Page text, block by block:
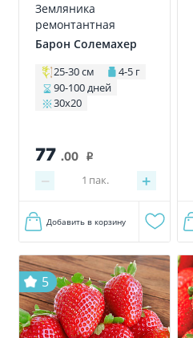
Земляника
ремонтантная
Барон Солемахер
25-30 см
4-5 г
90-100 дней
30х20
77 .00 i
− +
1 пак.
Добавить в корзину
5